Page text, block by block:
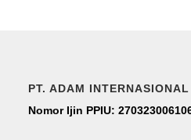
PT. ADAM
Nomor Ijin PPIU: